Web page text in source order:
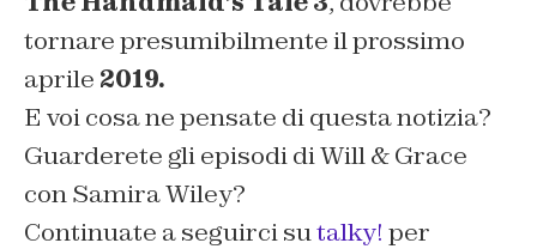
tornare presumibilmente il prossimo
aprile 2019.
E voi cosa ne pensate di questa notizia?
Guarderete gli episodi di Will & Grace
con Samira Wiley?
Continuate a seguirci sutalky! per